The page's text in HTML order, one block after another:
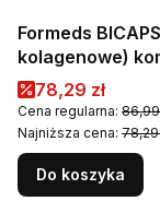
Formeds
kolagenowe)
Wspiera stawy i
Cena
78,29 zł
Cena regularna: 86,99
Najniższa cena: 78,29
Do koszyka